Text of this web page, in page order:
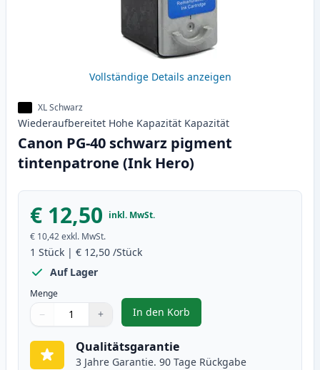
Vollständige Details anzeigen
XL Schwarz
Wiederaufbereitet Hohe Kapazität Kapazität
Canon PG-40 schwarz pigment
tintenpatrone (Ink Hero)
€ 12,50 inkl. MwSt.
€ 10,42exkl. MwSt.
1 Stück | € 12,50 /Stück
Auf Lager
Menge
Verwenden Sie die Tasten, um anzupassen
− +
1
In den Korb
, Canon PG-40 schwarz
Qualitätsgarantie
3 Jahre Garantie. 90 Tage Rückgabe